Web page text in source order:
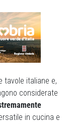
tavole italiane e,
considerate
in cucina e